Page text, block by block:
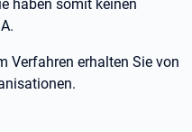
haben somit keinen
Verfahren erhalten Sie von